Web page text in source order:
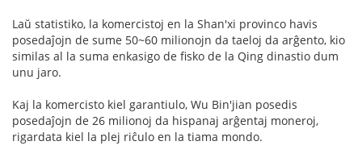
Laŭ statistiko, la komercistoj en la Shan'xi provinco havis
posedaĵojn de sume 50~60 milionojn da taeloj da arĝento, kio
similas al la suma enkasigo de fisko de la Qing dinastio dum
unu jaro.
Kaj la komercisto kiel garantiulo, Wu Bin'jian posedis
posedaĵojn de 26 milionoj da hispanaj arĝentaj moneroj,
rigardata kiel la plej riĉulo en la tiama mondo.